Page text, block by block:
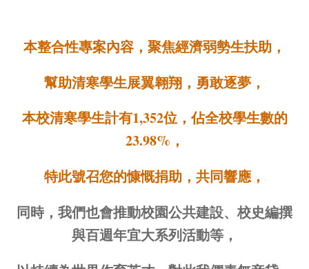
本整合性專案內容，聚焦經濟弱勢生扶助，
幫助清寒學生展翼翱翔，勇敢逐夢，
本校清寒學生計有1,352位，佔全校學生數的
23.98%，
特此號召您的慷慨捐助，共同響應，
同時，我們也會推動校園公共建設、校史編撰
與百週年宜大系列活動等，